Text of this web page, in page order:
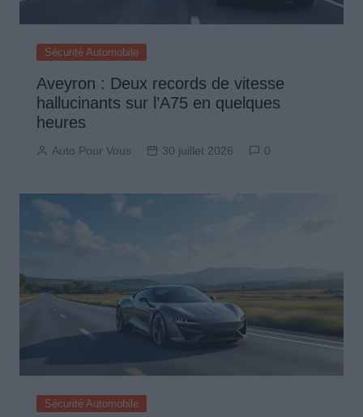
Sécurité Automobile
Aveyron : Deux records de vitesse
hallucinants sur l’A75 en quelques
heures
Auto Pour Vous 30 juillet 2026 0
Sécurité Automobile